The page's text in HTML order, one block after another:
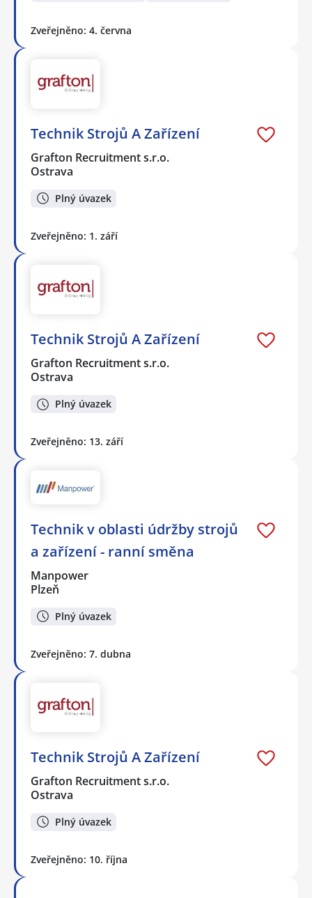
Zveřejněno: 4. června
Technik Strojů A Zařízení
Grafton Recruitment s.r.o.
Ostrava
Plný úvazek
Zveřejněno: 1. září
Technik Strojů A Zařízení
Grafton Recruitment s.r.o.
Ostrava
Plný úvazek
Zveřejněno: 13. září
Technik v oblasti údržby strojů
a zařízení - ranní směna
Manpower
Plzeň
Plný úvazek
Zveřejněno: 7. dubna
Technik Strojů A Zařízení
Grafton Recruitment s.r.o.
Ostrava
Plný úvazek
Zveřejněno: 10. října